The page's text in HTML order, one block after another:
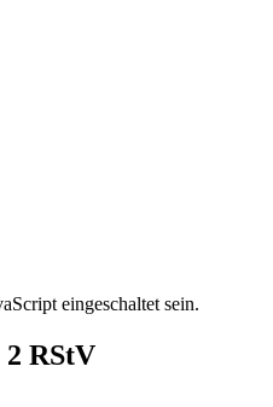
eingeschaltet sein.
RStV